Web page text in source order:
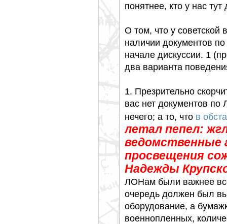
понятнее, кто у нас
О том, что у
наличии документов
начале дискуссии. 1
два варианта
1. Презрительно
вас нет документов
нечего; а то, что в
летал пепел:
ведомственные
просвещения
Надежды
ЛОНам были важнее
очередь должен был
оборудование, а
военнопленных,